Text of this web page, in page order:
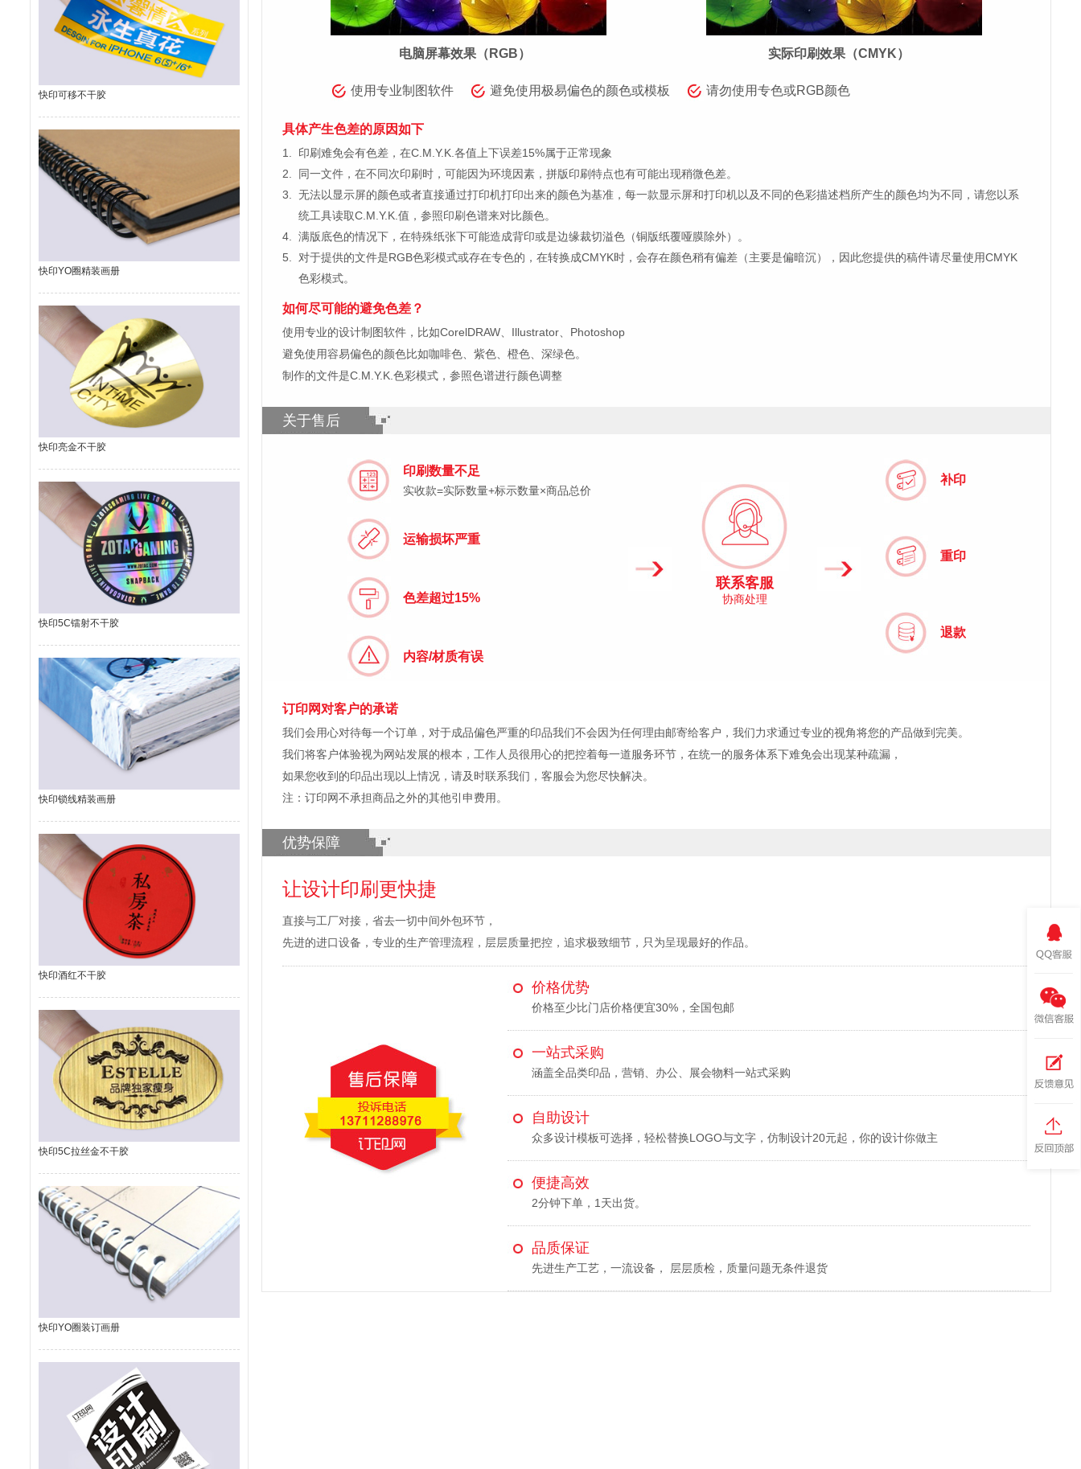
快印可移不干胶
快印YO圈精装画册
快印亮金不干胶
快印5C镭射不干胶
快印锁线精装画册
快印酒红不干胶
快印5C拉丝金不干胶
快印YO圈装订画册
电脑屏幕效果（RGB） 实际印刷效果（CMYK）
使用专业制图软件 避免使用极易偏色的颜色或模板 请勿使用专色或RGB颜色
具体产生色差的原因如下
1.
印刷难免会有色差，在C.M.Y.K.各值上下误差15%属于正常现象
2.
同一文件，在不同次印刷时，可能因为环境因素，拼版印刷特点也有可能出现稍微色差。
3.
无法以显示屏的颜色或者直接通过打印机打印出来的颜色为基准，每一款显示屏和打印机以及不同的色彩描述档所产生的颜色均为不同，请您以系
统工具读取C.M.Y.K.值，参照印刷色谱来对比颜色。
4.
满版底色的情况下，在特殊纸张下可能造成背印或是边缘裁切溢色（铜版纸覆哑膜除外）。
5.
对于提供的文件是RGB色彩模式或存在专色的，在转换成CMYK时，会存在颜色稍有偏差（主要是偏暗沉），因此您提供的稿件请尽量使用CMYK
色彩模式。
如何尽可能的避免色差？
使用专业的设计制图软件，比如CorelDRAW、Illustrator、Photoshop
避免使用容易偏色的颜色比如咖啡色、紫色、橙色、深绿色。
制作的文件是C.M.Y.K.色彩模式，参照色谱进行颜色调整
关于售后
印刷数量不足
实收款=实际数量+标示数量×商品总价
运输损坏严重
色差超过15%
内容/材质有误
联系客服
协商处理
补印
重印
退款
订印网对客户的承诺
我们会用心对待每一个订单，对于成品偏色严重的印品我们不会因为任何理由邮寄给客户，我们力求通过专业的视角将您的产品做到完美。
我们将客户体验视为网站发展的根本，工作人员很用心的把控着每一道服务环节，在统一的服务体系下难免会出现某种疏漏，
如果您收到的印品出现以上情况，请及时联系我们，客服会为您尽快解决。
注：订印网不承担商品之外的其他引申费用。
优势保障
让设计印刷更快捷
直接与工厂对接，省去一切中间外包环节，
先进的进口设备，专业的生产管理流程，层层质量把控，追求极致细节，只为呈现最好的作品。
价格优势
价格至少比门店价格便宜30%，全国包邮
一站式采购
涵盖全品类印品，营销、办公、展会物料一站式采购
自助设计
众多设计模板可选择，轻松替换LOGO与文字，仿制设计20元起，你的设计你做主
便捷高效
2分钟下单，1天出货。
品质保证
先进生产工艺，一流设备， 层层质检，质量问题无条件退货